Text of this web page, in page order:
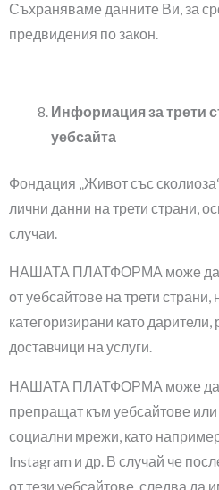
Съхраняваме данните Ви, за
предвидения по закон.
Информация за трети
уебсайта
Фондация „Живот със
лични данни на трети страни,
случаи.
НАШАТА ПЛАТФОРМА може да
от уебсайтове на трети
категоризирани като
доставчици на услуги.
НАШАТА ПЛАТФОРМА може да
препращат към уебсайтове
социални мрежи, като
Instagram и др. В случай че
от тези уебсайтове, следва да